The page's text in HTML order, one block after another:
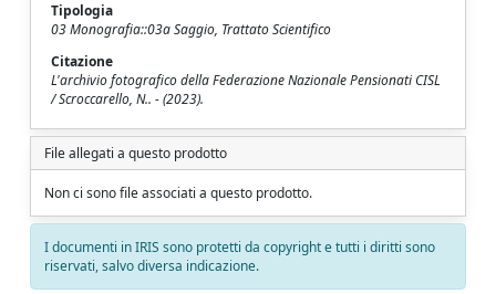
Tipologia
03 Monografia::03a Saggio, Trattato Scientifico
Citazione
L'archivio fotografico della Federazione Nazionale Pensionati CISL
/ Scroccarello, N.. - (2023).
File allegati a questo prodotto
Non ci sono file associati a questo prodotto.
I documenti in IRIS sono protetti da copyright e tutti i diritti sono
riservati, salvo diversa indicazione.